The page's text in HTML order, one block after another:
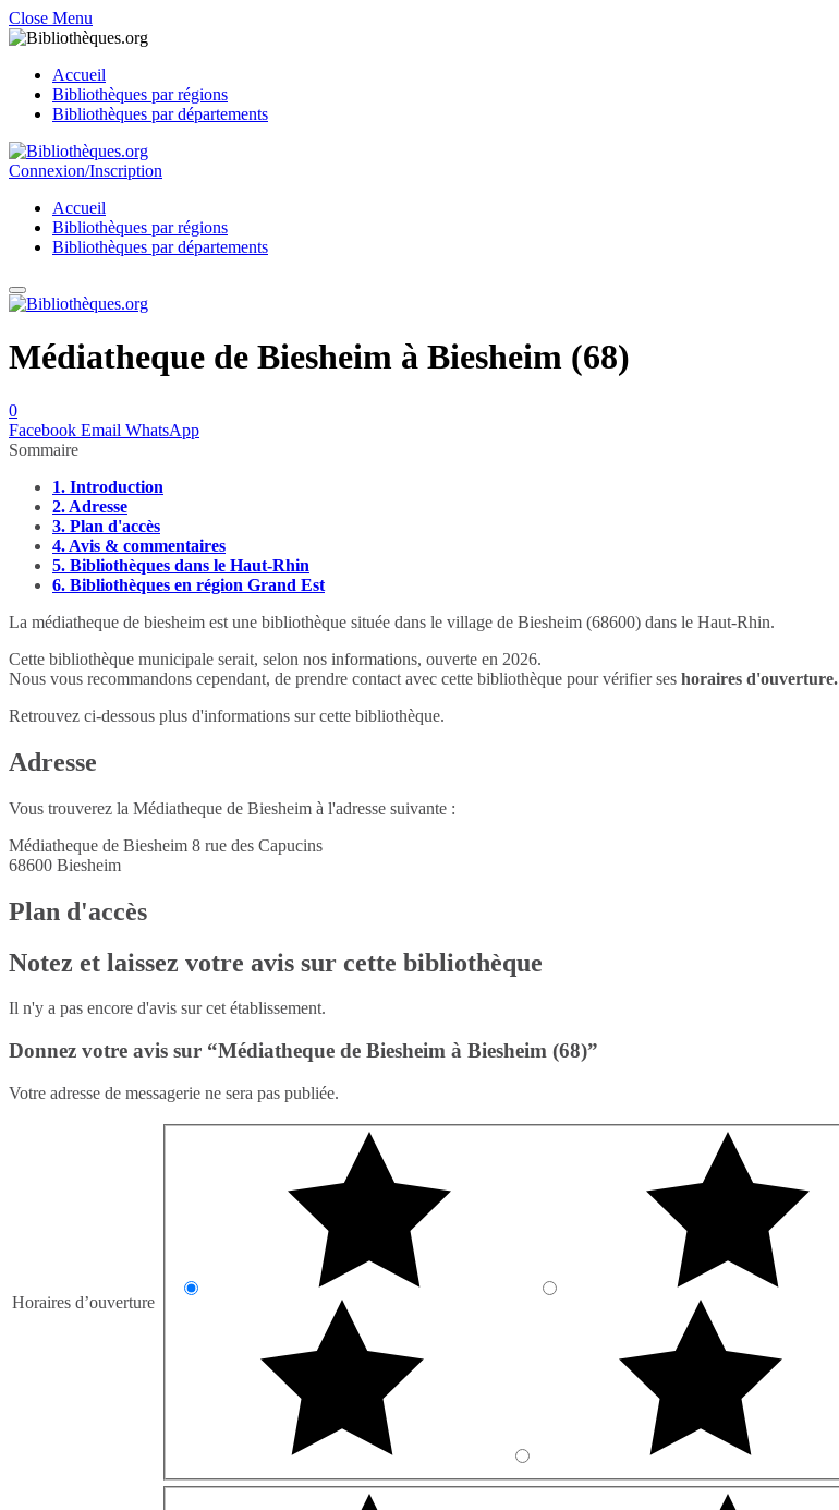
Close Menu
Accueil
Bibliothèques par régions
Bibliothèques par départements
Connexion/Inscription
Accueil
Bibliothèques par régions
Bibliothèques par départements
Médiatheque de Biesheim à Biesheim (68)
0
Facebook Email WhatsApp
Sommaire
1. Introduction
2. Adresse
3. Plan d'accès
4. Avis & commentaires
5. Bibliothèques dans le Haut-Rhin
6. Bibliothèques en région Grand Est
La médiatheque de biesheim est une bibliothèque située dans le village de Biesheim (68600) dans le Haut-Rhin.
Cette bibliothèque municipale serait, selon nos informations, ouverte en 2026.
Nous vous recommandons cependant, de prendre contact avec cette bibliothèque pour vérifier ses horaires d'ouverture.
Retrouvez ci-dessous plus d'informations sur cette bibliothèque.
Adresse
Vous trouverez la Médiatheque de Biesheim à l'adresse suivante :
Médiatheque de Biesheim 8 rue des Capucins
68600 Biesheim
Plan d'accès
Notez et laissez votre avis sur cette bibliothèque
Il n'y a pas encore d'avis sur cet établissement.
Donnez votre avis sur “Médiatheque de Biesheim à Biesheim (68)”
Votre adresse de messagerie ne sera pas publiée.
Horaires d’ouverture